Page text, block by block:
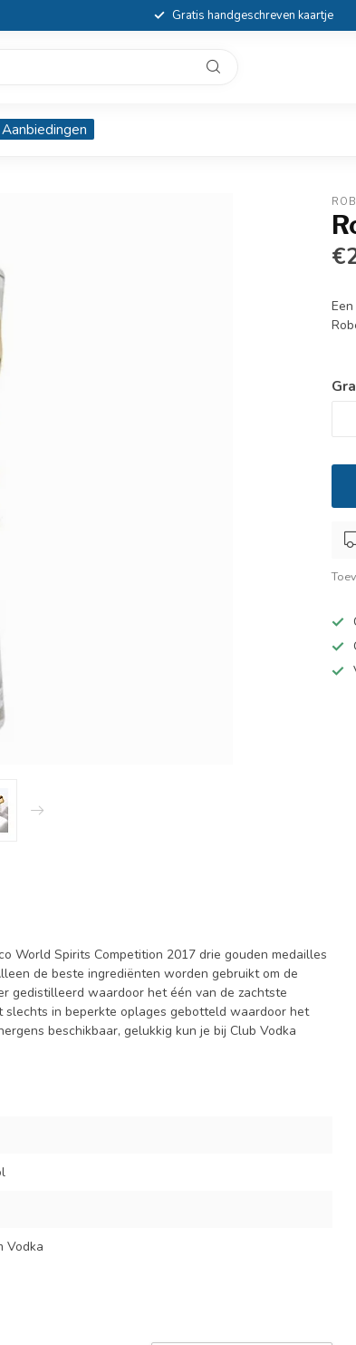
Gratis handgeschreven kaartje
Aanbiedingen
World Spirits Competition 2017 drie gouden medailles
de beste ingrediënten worden gebruikt om de
gedistilleerd waardoor het één van de zachtste
slechts in beperkte oplages gebotteld waardoor het
beschikbaar, gelukkig kun je bij Club Vodka
Vodka